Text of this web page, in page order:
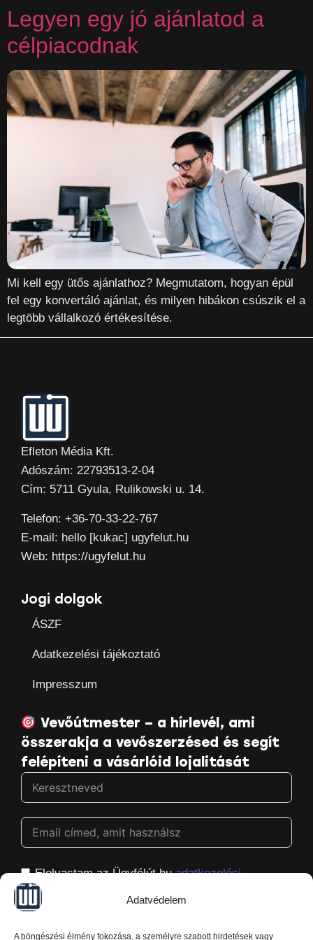
Adatvédelem
A böngészési élmény fokozása, a személyre szabott hirdetések vagy
Legyen egy jó ajánlatod a
célpiacodnak
Mi kell egy ütős ajánlathoz? Megmutatom, hogyan épül
fel egy konvertáló ajánlat, és milyen hibákon csúszik el a
legtöbb vállalkozó értékesítése.
Efleton Média Kft.
Adószám: 22793513-2-04
Cím: 5711 Gyula, Rulikowski u. 14.
Telefon: +36-70-33-22-767
E-mail: hello [kukac] ugyfelut.hu
Web: https://ugyfelut.hu
Jogi dolgok
ÁSZF
Adatkezelési tájékoztató
Impresszum
Vevőútmester – a hírlevél, ami
összerakja a vevőszerzésed és segít
felépíteni a vásárlóid lojalitását
Elolvastam az Ügyfélút.huadatkezelési
tájékoztatóját
megkapjam a Ügyfélút.hu hírleveleit, és azt is
tudom, hogy bármikor könnyedén le tudok róluk